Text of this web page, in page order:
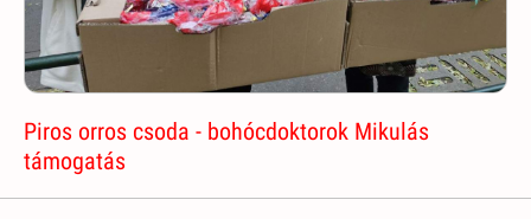
Piros orros csoda - bohócdoktorok Mikulás
támogatás